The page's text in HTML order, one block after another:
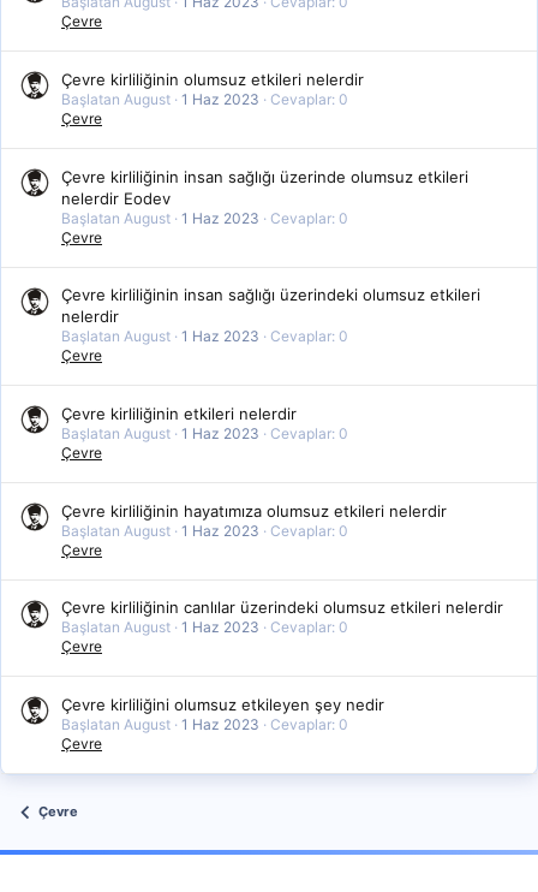
Çevre
Çevre kirliliğinin olumsuz etkileri nelerdir
Başlatan August 1 Haz 2023
Cevaplar: 0
Çevre
Çevre kirliliğinin insan sağlığı üzerinde olumsuz etkileri
nelerdir Eodev
Başlatan August 1 Haz 2023
Cevaplar: 0
Çevre
Çevre kirliliğinin insan sağlığı üzerindeki olumsuz etkileri
nelerdir
Başlatan August 1 Haz 2023
Cevaplar: 0
Çevre
Çevre kirliliğinin etkileri nelerdir
Başlatan August 1 Haz 2023
Cevaplar: 0
Çevre
Çevre kirliliğinin hayatımıza olumsuz etkileri nelerdir
Başlatan August 1 Haz 2023
Cevaplar: 0
Çevre
Çevre kirliliğinin canlılar üzerindeki olumsuz etkileri nelerdir
Başlatan August 1 Haz 2023
Cevaplar: 0
Çevre
Çevre kirliliğini olumsuz etkileyen şey nedir
Başlatan August 1 Haz 2023
Cevaplar: 0
Çevre
Çevre